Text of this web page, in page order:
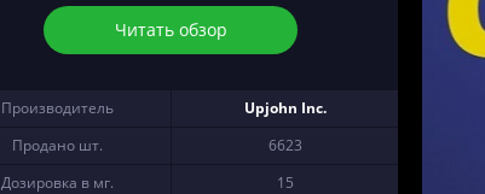
Читать обзор
Производитель
Upjohn Inc.
Продано шт.
6623
Дозировка в мг.
15